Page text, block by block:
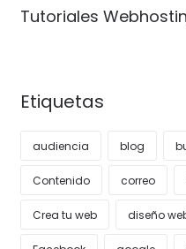
Tutoriales
Etiquetas
audiencia blog
Contenido correo
Crea tu web diseño